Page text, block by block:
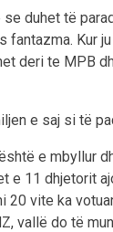
duhet të
Kur
deri te MPB
e saj si të
e mbyllur
e 11 dhjetorit
20 vite ka
vallë do të